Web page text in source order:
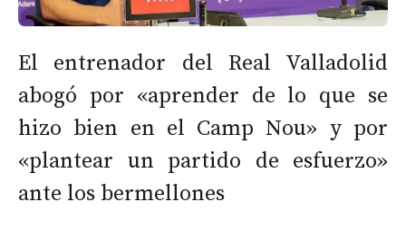
El entrenador del Real Valladolid
abogó por «aprender de lo que se
hizo bien en el Camp Nou» y por
«plantear un partido de esfuerzo»
ante los bermellones